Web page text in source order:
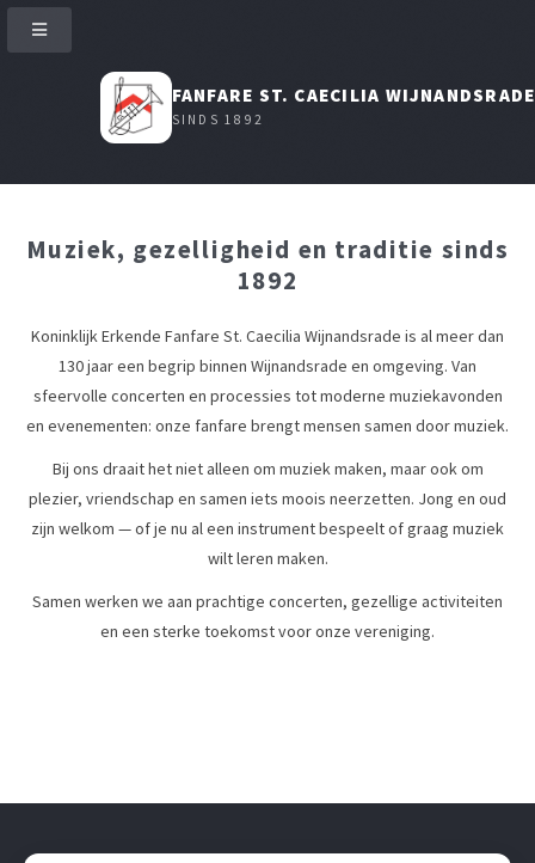
FANFARE ST. CAECILIA WIJNANDSRADE
SINDS 1892
Muziek, gezelligheid en traditie sinds
1892
Koninklijk Erkende Fanfare St. Caecilia Wijnandsrade is al meer dan
130 jaar een begrip binnen Wijnandsrade en omgeving. Van
sfeervolle concerten en processies tot moderne muziekavonden
en evenementen: onze fanfare brengt mensen samen door muziek.
Bij ons draait het niet alleen om muziek maken, maar ook om
plezier, vriendschap en samen iets moois neerzetten. Jong en oud
zijn welkom — of je nu al een instrument bespeelt of graag muziek
wilt leren maken.
Samen werken we aan prachtige concerten, gezellige activiteiten
en een sterke toekomst voor onze vereniging.